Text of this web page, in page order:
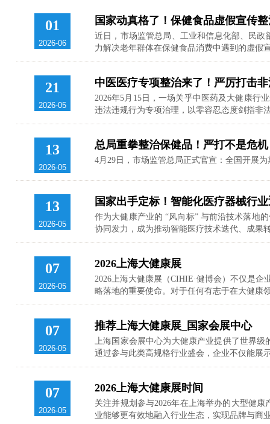
01
2026-06
国家动真格了！保健食品虚假宣传
近日，市场监管总局、工业和信息化部、民
力解决老年群体在保健食品消费中遇到的虚假
21
2026-05
中医医疗专项整治来了！严厉打击
2026年5月15日，一场关乎中医药及大健康
违法违规行为专项治理，以零容忍态度剑指非
13
2026-05
总局重拳整治保健品！严打不是危
4月29日，市场监管总局正式官宣：全国开展
13
2026-05
国家出手定标！智能化医疗器械行
作为大健康产业的 “风向标” 与前沿技术落地
协同发力，成为推动智能医疗技术迭代、成果
07
2026-05
2026上海大健康展
2026上海大健康展（CIHIE·健博会）不仅是
略落地的重要使命。对于任何有志于在大健康
07
2026-05
推荐上海大健康展_国家会展中心
上海国家会展中心为大健康产业提供了世界
通过参与此类高规格行业盛会，企业不仅能展
07
2026-05
2026上海大健康展时间
关注并规划参与2026年在上海举办的大型健
业能够更有效地融入行业生态，实现品牌与商